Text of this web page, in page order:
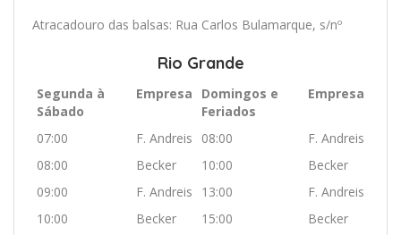
Atracadouro das balsas: Rua Carlos Bulamarque, s/nº
Rio Grande
Segunda à
Sábado
Empresa
Domingos e
Feriados
Empresa
07:00 F. Andreis 08:00
F. Andreis
08:00
Becker 10:00
Becker
09:00
F. Andreis 13:00
F. Andreis
10:00
Becker 15:00
Becker